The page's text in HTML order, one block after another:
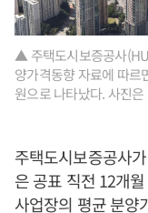
▲ 주택도시보증공사
양가격동향 자료에 따르
원으로 나타났다. 사진
주택도시보증공사
은 공표 직전 12개
사업장의 평균 분양